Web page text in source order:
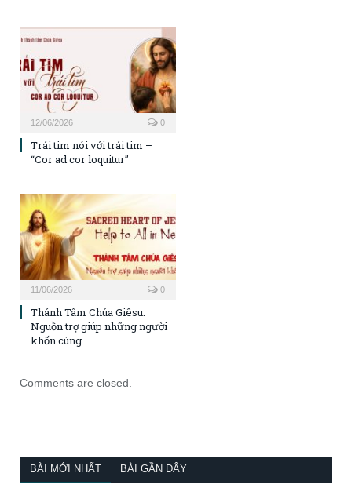
12/06/2026 0
Trái tim nói với trái tim –
“Cor ad cor loquitur”
11/06/2026 0
Thánh Tâm Chúa Giêsu:
Nguồn trợ giúp những người
khốn cùng
Comments are closed.
BÀI MỚI NHẤT BÀI GẦN ĐÂY